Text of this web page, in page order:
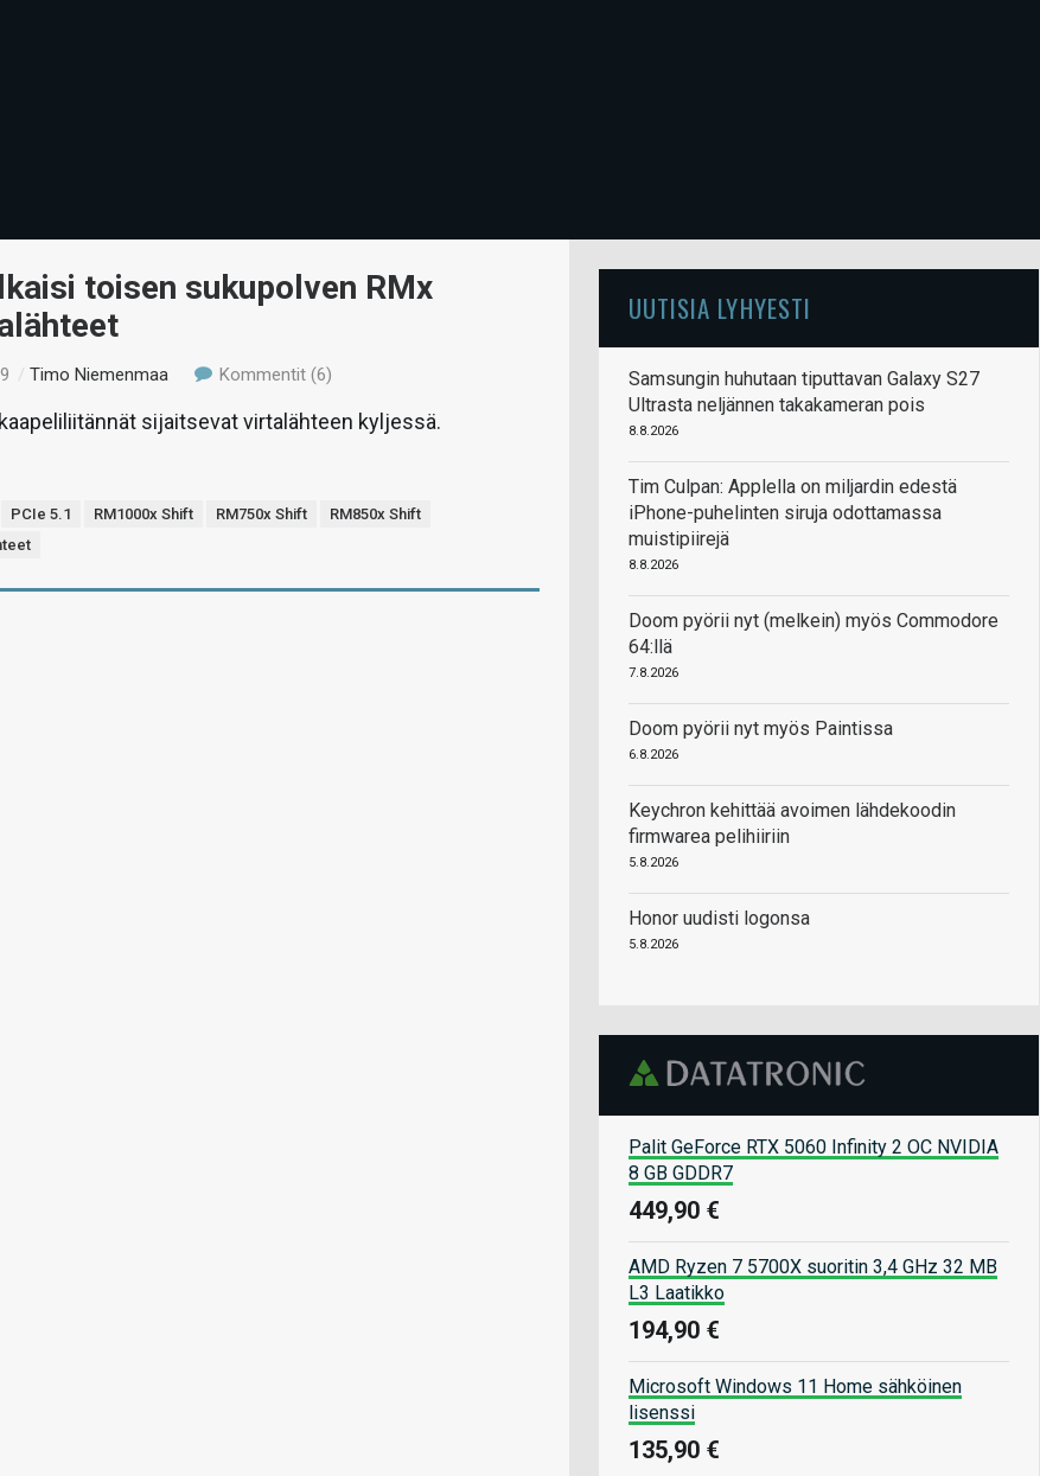
toisen sukupolven RMx
/Timo Niemenmaa Kommentit (6)
sijaitsevat virtalähteen kyljessä.
PCIe 5.1 RM1000x Shift RM750x Shift
RM850x Shift
UUTISIA LYHYESTI
Samsungin huhutaan tiputtavan Galaxy S27
Ultrasta neljännen takakameran pois
8.8.2026
Tim Culpan: Applella on miljardin edestä
iPhone-puhelinten siruja odottamassa
muistipiirejä
8.8.2026
Doom pyörii nyt (melkein) myös Commodore
64:llä
7.8.2026
Doom pyörii nyt myös Paintissa
6.8.2026
Keychron kehittää avoimen lähdekoodin
firmwarea pelihiiriin
5.8.2026
Honor uudisti logonsa
5.8.2026
Palit GeForce RTX 5060 Infinity 2 OC NVIDIA
8 GB GDDR7
449,90 €
AMD Ryzen 7 5700X suoritin 3,4 GHz 32 MB
L3 Laatikko
194,90 €
Microsoft Windows 11 Home sähköinen
lisenssi
135,90 €